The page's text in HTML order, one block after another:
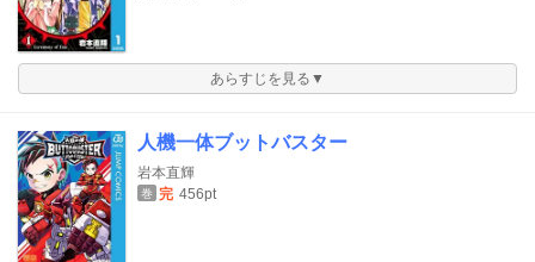
あらすじを見る▼
人機一体ブットバスター
岩本直輝
巻 完 456pt